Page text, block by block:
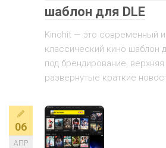
шаблон для DLE
Kinohit — это современный и
классический кино шаблон
под брендирование,
развернутые краткие
06
АПР